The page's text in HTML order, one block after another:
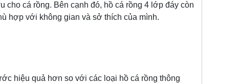
cá rồng. Bên cạnh đó, hồ cá rồng 4 lớp đáy còn
hợp với không gian và sở thích của mình.
quả hơn so với các loại hồ cá rồng thông